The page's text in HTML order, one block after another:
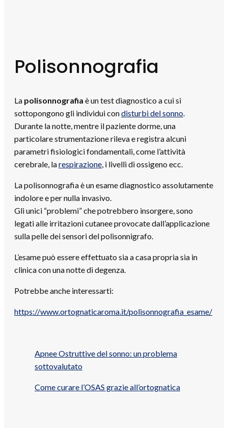
Polisonnografia
La polisonnografia è un test diagnostico a cui si
sottopongono gli individui condisturbi del sonno
Durante la notte, mentre il paziente dorme, una
particolare strumentazione rileva e registra alcuni
parametri fisiologici fondamentali, come l’attività
cerebrale, larespirazione , i livelli di ossigeno ecc.
La polisonnografia è un esame diagnostico assolutamente
indolore e per nulla invasivo.
Gli unici “problemi” che potrebbero insorgere, sono
legati alle irritazioni cutanee provocate dall’applicazione
sulla pelle dei sensori del polisonnigrafo.
L’esame può essere effettuato sia a casa propria sia in
clinica con una notte di degenza.
Potrebbe anche interessarti:
https://www.ortognaticaroma.it/polisonnografia_esame/
Apnee Ostruttive del sonno: un problema
sottovalutato
Come curare l’OSAS grazie all’ortognatica